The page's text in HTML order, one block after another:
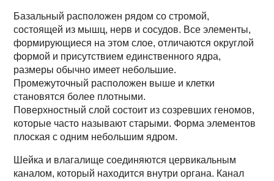
Базальный расположен рядом со стромой,
состоящей из мышц, нерв и сосудов. Все элементы,
формирующиеся на этом слое, отличаются округлой
формой и присутствием единственного ядра,
размеры обычно имеет небольшие.
Промежуточный расположен выше и клетки
становятся более плотными.
Поверхностный слой состоит из созревших геномов,
которые часто называют старыми. Форма элементов
плоская с одним небольшим ядром.
Шейка и влагалище соединяются цервикальным
каналом, который находится внутри органа. Канал